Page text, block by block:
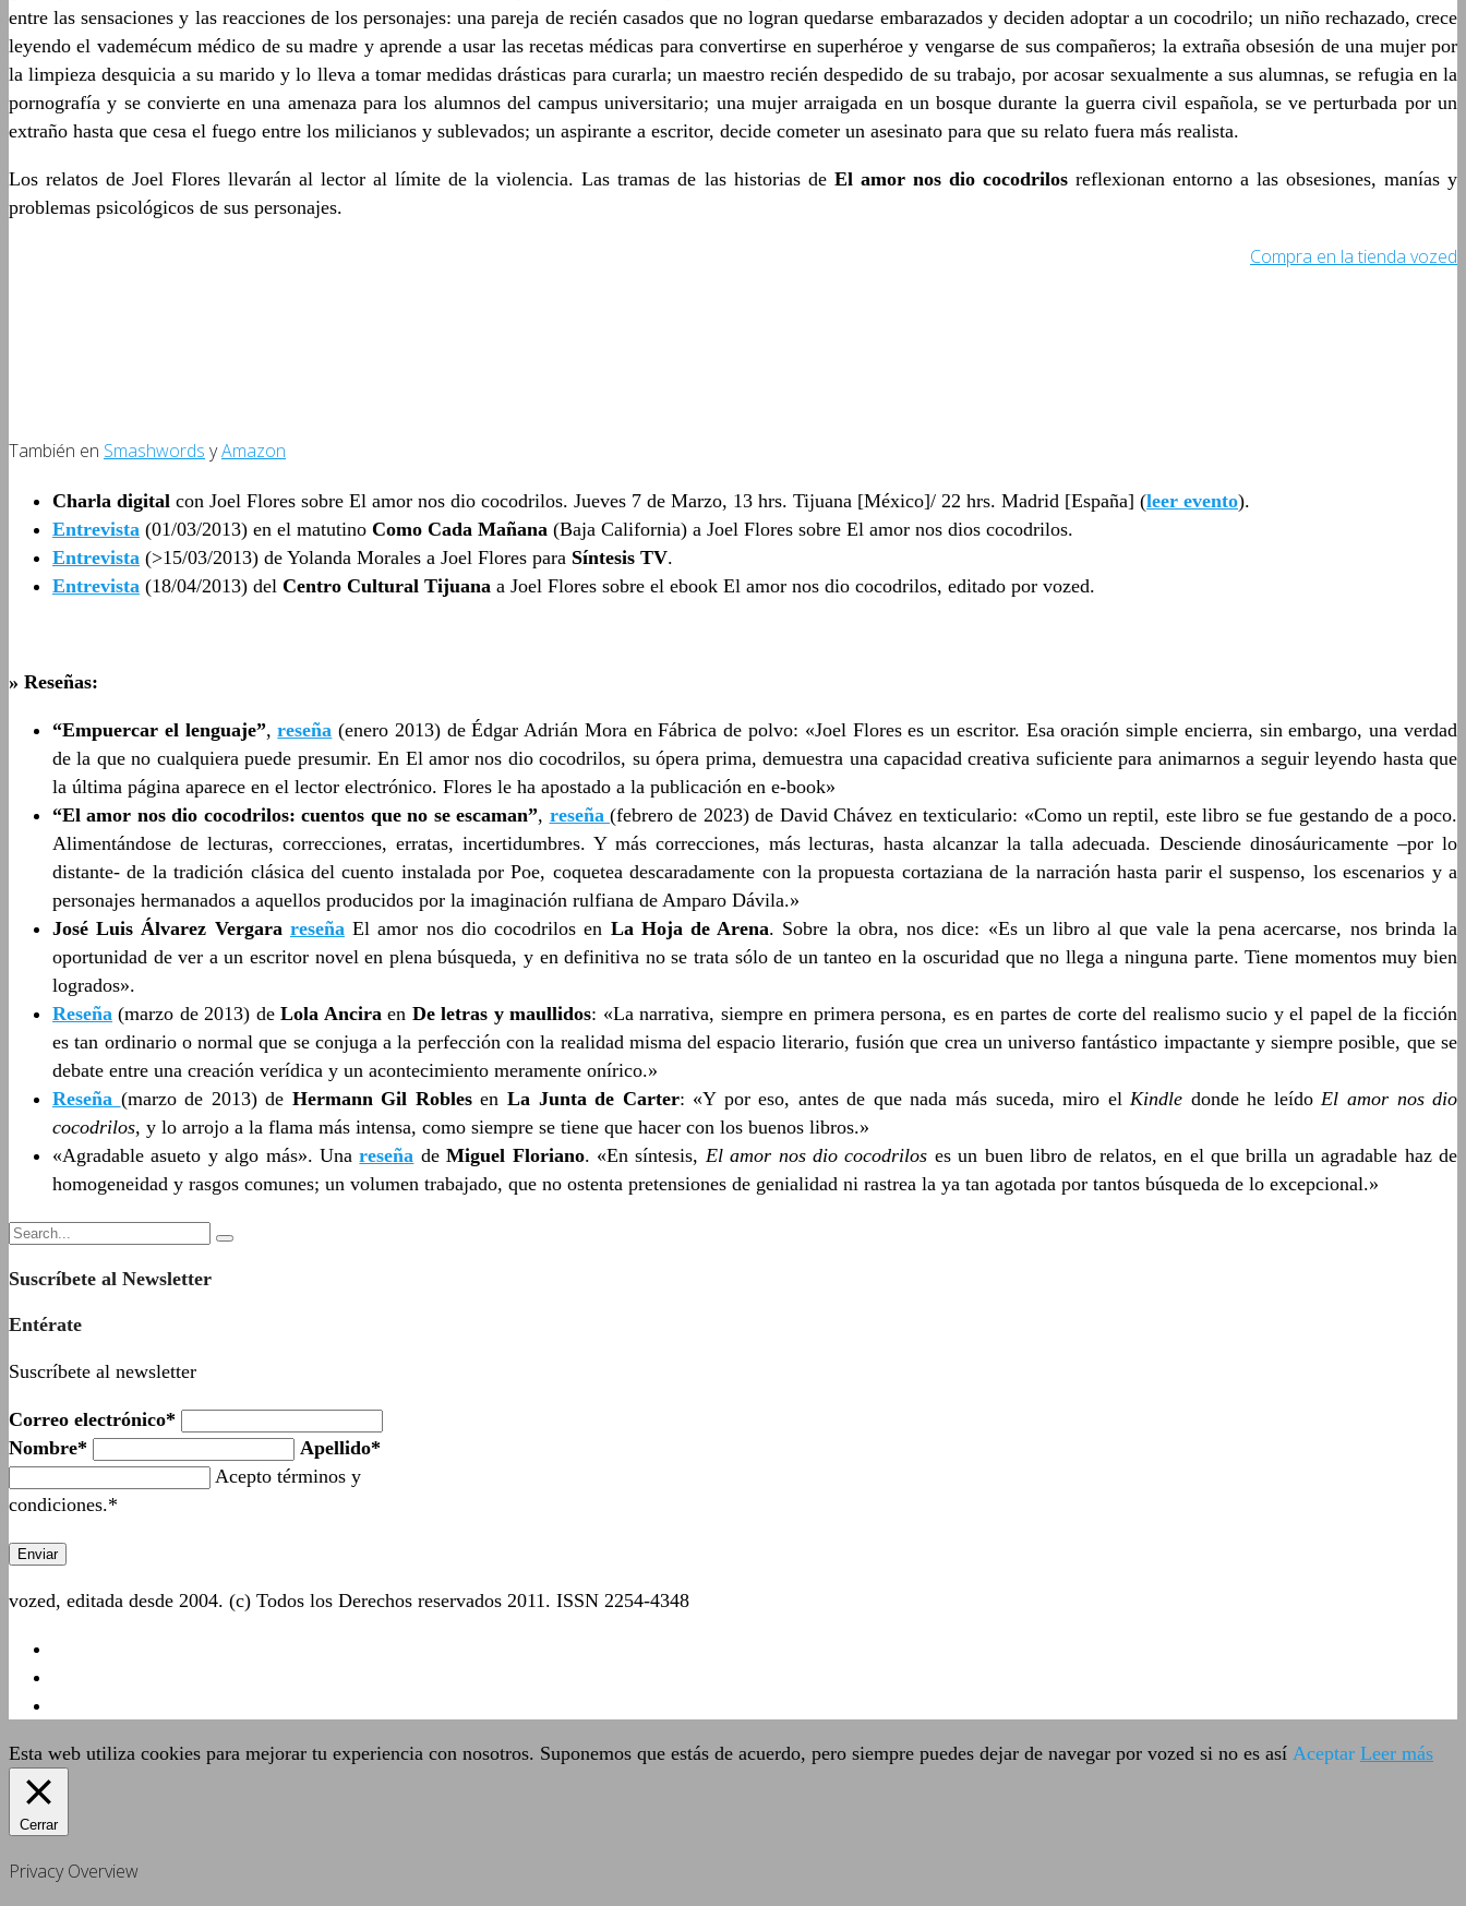
entre las sensaciones y las reacciones de los personajes: una pareja de recién casados que no logran quedarse embarazados y deciden adoptar a un cocodrilo; un niño rechazado, crece
leyendo el vademécum médico de su madre y aprende a usar las recetas médicas para convertirse en superhéroe y vengarse de sus compañeros; la extraña obsesión de una mujer por
la limpieza desquicia a su marido y lo lleva a tomar medidas drásticas para curarla; un maestro recién despedido de su trabajo, por acosar sexualmente a sus alumnas, se refugia en la
pornografía y se convierte en una amenaza para los alumnos del campus universitario; una mujer arraigada en un bosque durante la guerra civil española, se ve perturbada por un
extraño hasta que cesa el fuego entre los milicianos y sublevados; un aspirante a escritor, decide cometer un asesinato para que su relato fuera más realista.
Los relatos de Joel Flores llevarán al lector al límite de la violencia. Las tramas de las historias de El amor nos dio cocodrilosreflexionan entorno a las obsesiones, manías y
problemas psicológicos de sus personajes.
Compra en la tienda vozed
También en Smashwords yAmazon
Charla digital con Joel Flores sobre El amor nos dio cocodrilos. Jueves 7 de Marzo, 13 hrs. Tijuana [México]/ 22 hrs. Madrid [España] (leer evento).
Entrevista (01/03/2013) en el matutino Como Cada Mañana (Baja California) a Joel Flores sobre El amor nos dios cocodrilos.
Entrevista (>15/03/2013) de Yolanda Morales a Joel Flores para Síntesis TV.
Entrevista (18/04/2013) del Centro Cultural Tijuana a Joel Flores sobre el ebook El amor nos dio cocodrilos, editado por vozed.
» Reseñas:
“Empuercar el lenguaje”,reseña (enero 2013) de Édgar Adrián Mora en Fábrica de polvo: «Joel Flores es un escritor. Esa oración simple encierra, sin embargo, una verdad
de la que no cualquiera puede presumir. En El amor nos dio cocodrilos, su ópera prima, demuestra una capacidad creativa suficiente para animarnos a seguir leyendo hasta que
la última página aparece en el lector electrónico. Flores le ha apostado a la publicación en e-book»
“El amor nos dio cocodrilos: cuentos que no se escaman”, reseña (febrero de 2023) de David Chávez en texticulario: «Como un reptil, este libro se fue gestando de a poco.
Alimentándose de lecturas, correcciones, erratas, incertidumbres. Y más correcciones, más lecturas, hasta alcanzar la talla adecuada. Desciende dinosáuricamente –por lo
distante- de la tradición clásica del cuento instalada por Poe, coquetea descaradamente con la propuesta cortaziana de la narración hasta parir el suspenso, los escenarios y a
personajes hermanados a aquellos producidos por la imaginación rulfiana de Amparo Dávila.»
José Luis Álvarez Vergara reseña El amor nos dio cocodrilos en La Hoja de Arena. Sobre la obra, nos dice: «Es un libro al que vale la pena acercarse, nos brinda la
oportunidad de ver a un escritor novel en plena búsqueda, y en definitiva no se trata sólo de un tanteo en la oscuridad que no llega a ninguna parte. Tiene momentos muy bien
logrados».
Reseña (marzo de 2013) deLola Ancira en De letras y maullidos: «La narrativa, siempre en primera persona, es en partes de corte del realismo sucio y el papel de la ficción
es tan ordinario o normal que se conjuga a la perfección con la realidad misma del espacio literario, fusión que crea un universo fantástico impactante y siempre posible, que se
debate entre una creación verídica y un acontecimiento meramente onírico.»
Reseña (marzo de 2013) de Hermann Gil Roblesen La Junta de Carter: «Y por eso, antes de que nada más suceda, miro el Kindle donde he leído El amor nos dio
cocodrilos, y lo arrojo a la flama más intensa, como siempre se tiene que hacer con los buenos libros.»
«Agradable asueto y algo más». Unareseña deMiguel Floriano. «En síntesis, El amor nos dio cocodrilos es un buen libro de relatos, en el que brilla un agradable haz de
homogeneidad y rasgos comunes; un volumen trabajado, que no ostenta pretensiones de genialidad ni rastrea la ya tan agotada por tantos búsqueda de lo excepcional.»
Suscríbete al Newsletter
Entérate
Suscríbete al newsletter
Correo electrónico*
Nombre*
Apellido*
Acepto términos y
condiciones.*
vozed, editada desde 2004. (c) Todos los Derechos reservados 2011. ISSN 2254-4348
Esta web utiliza cookies para mejorar tu experiencia con nosotros. Suponemos que estás de acuerdo, pero siempre puedes dejar de navegar por vozed si no es así Aceptar Leer más
Cerrar
Privacy Overview